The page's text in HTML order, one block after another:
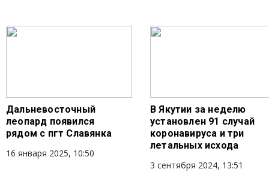
Дальневосточный
леопард появился
рядом с пгт Славянка
16 января 2025, 10:50
В Якутии за неделю
установлен 91 случай
коронавируса и три
летальных исхода
3 сентября 2024, 13:51